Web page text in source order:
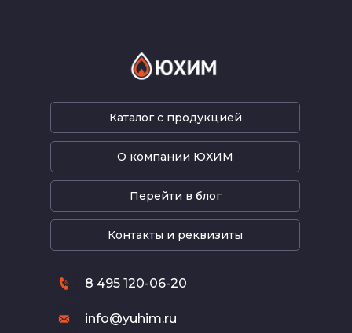
Каталог с продукцией
О компании ЮХИМ
Перейти в блог
Контакты и реквизиты
8 495 120-06-20
info@yuhim.ru